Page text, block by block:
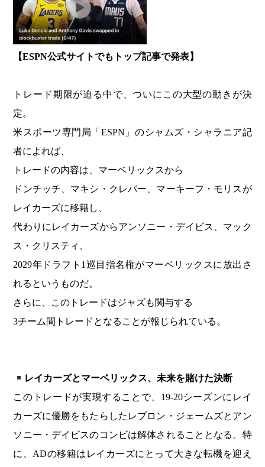
【ESPN公式サイトでもトップ記事で発表】
トレード期限が迫る中で、ついにこの大型の動きが決
定。
米スポーツ専門局「ESPN」のシャムズ・シャラニア記
者によれば、
トレードの内容は、マーベリックスから
ドンチッチ、マキシ・クレバー、マーキーフ・モリスが
レイカーズに移籍し、
代わりにレイカーズからアンソニー・デイビス、マック
ス・クリスティ、
2029年ドラフト1巡目指名権がマーベリックスに放出さ
れるというものだ。
さらに、このトレードはジャズも関与する
3チーム間トレードとなることが報じられている。
レイカーズとマーベリックス、未来を賭けた決断
このトレードが実現することで、19-20シーズンにレイ
カーズに優勝をもたらしたレブロン・ジェームズとアン
ソニー・デイビスのコンビは解体されることとなる。特
に、ADの移籍はレイカーズにとって大きな転機を迎え